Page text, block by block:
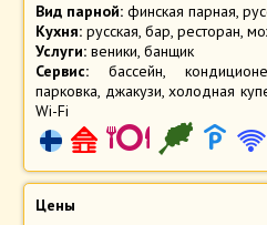
Вид парной: финская парная,
Кухня: русская,бар,ресторан,
Услуги: веники,банщик
Сервис:
бассейн,
парковка, джакузи,холодная
Wi-Fi
Цены